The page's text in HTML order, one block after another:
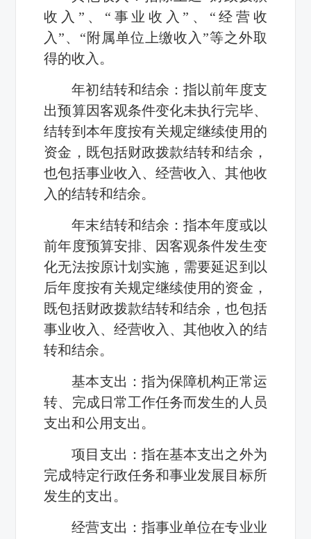
收入”、“事业收入”、“经营收
入”、“附属单位上缴收入”等之外取
得的收入。
年初结转和结余：指以前年度支
出预算因客观条件变化未执行完毕、
结转到本年度按有关规定继续使用的
资金，既包括财政拨款结转和结余，
也包括事业收入、经营收入、其他收
入的结转和结余。
年末结转和结余：指本年度或以
前年度预算安排、因客观条件发生变
化无法按原计划实施，需要延迟到以
后年度按有关规定继续使用的资金，
既包括财政拨款结转和结余，也包括
事业收入、经营收入、其他收入的结
转和结余。
基本支出：指为保障机构正常运
转、完成日常工作任务而发生的人员
支出和公用支出。
项目支出：指在基本支出之外为
完成特定行政任务和事业发展目标所
发生的支出。
经营支出：指事业单位在专业业